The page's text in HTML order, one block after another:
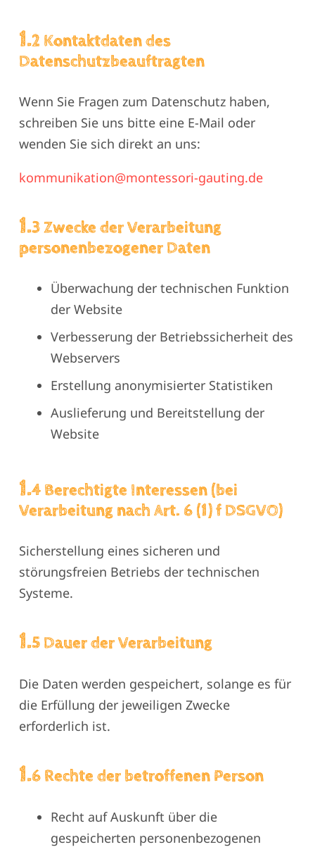
1.2 Kontaktdaten des
Datenschutzbeauftragten
Wenn Sie Fragen zum Datenschutz haben,
schreiben Sie uns bitte eine E-Mail oder
wenden Sie sich direkt an uns:
kommunikation@montessori-gauting.de
1.3 Zwecke der Verarbeitung
personenbezogener Daten
Überwachung der technischen Funktion
der Website
Verbesserung der Betriebssicherheit des
Webservers
Erstellung anonymisierter Statistiken
Auslieferung und Bereitstellung der
Website
1.4 Berechtigte Interessen (bei
Verarbeitung nach Art. 6 (1) f DSGVO)
Sicherstellung eines sicheren und
störungsfreien Betriebs der technischen
Systeme.
1.5 Dauer der Verarbeitung
Die Daten werden gespeichert, solange es für
die Erfüllung der jeweiligen Zwecke
erforderlich ist.
1.6 Rechte der betroffenen Person
Recht auf Auskunft über die
gespeicherten personenbezogenen